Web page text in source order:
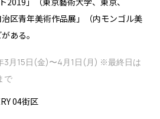
区⻘年美術作品展」（内モンゴル美
ある。
3月15日(金)〜4月1日(月) ※最終日は
で
04街区